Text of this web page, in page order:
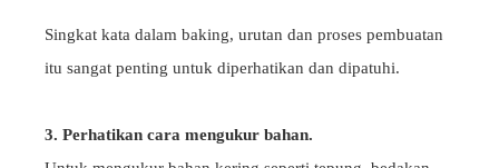
Singkat kata dalam baking, urutan dan proses pembuatan
itu sangat penting untuk diperhatikan dan dipatuhi.
3. Perhatikan cara mengukur bahan.